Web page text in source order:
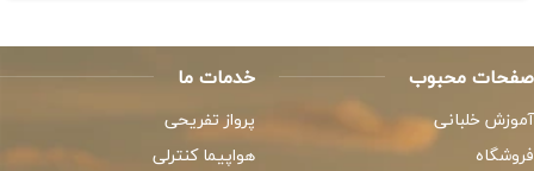
صفحات محبوب
آموزش خلبانی
فروشگاه
خدمات ما
پرواز تفریحی
هواپیما کنترلی